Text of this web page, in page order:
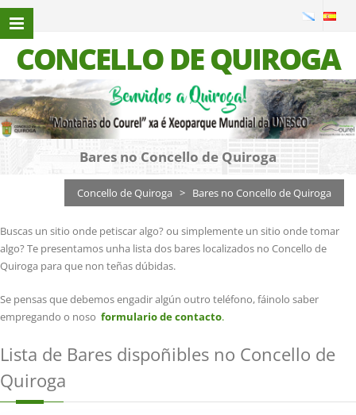
CONCELLO DE QUIROGA
Bares no Concello de Quiroga
Concello de Quiroga > Bares no Concello de Quiroga
Buscas un sitio onde petiscar algo? ou simplemente un sitio onde tomar
algo? Te presentamos unha lista dos bares localizados no Concello de
Quiroga para que non teñas dúbidas.
Se pensas que debemos engadir algún outro teléfono, fáinolo saber
empregando o noso formulario de contacto.
Lista de Bares dispoñibles no Concello de
Quiroga